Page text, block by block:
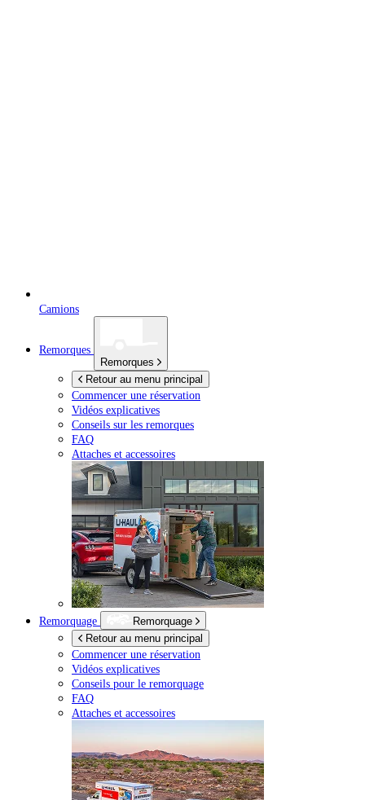
Camions
Remorques
Remorques
Retour au menu principal
Commencer une réservation
Vidéos explicatives
Conseils sur les remorques
FAQ
Attaches et accessoires
Remorquage
Remorquage
Retour au menu principal
Commencer une réservation
Vidéos explicatives
Conseils pour le remorquage
FAQ
Attaches et accessoires